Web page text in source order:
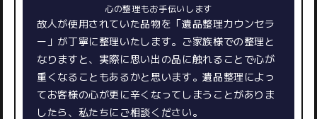
心の整理もお手伝いします
故人が使用されていた品物を「遺品整理カウンセラ
ー」が丁寧に整理いたします。ご家族様での整理と
なりますと、実際に思い出の品に触れることで心が
重くなることもあるかと思います。遺品整理によっ
てお客様の心が更に辛くなってしまうことがありま
したら、私たちにご相談ください。